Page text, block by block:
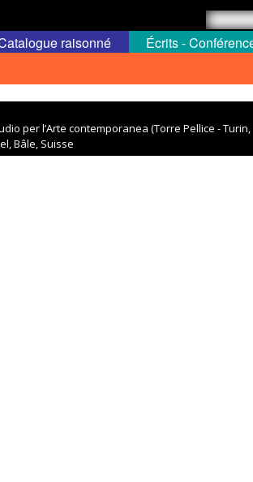
raisonné Écrits -
per l’Arte contemporanea (Torre Pellice - Turin,
Bâle, Suisse